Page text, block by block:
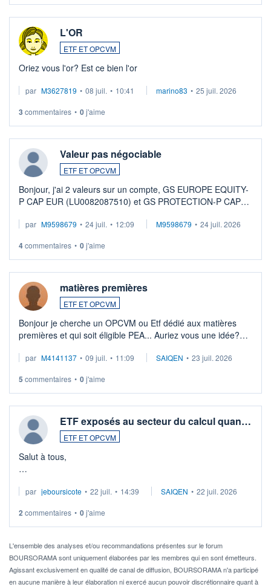
L'OR
ETF ET OPCVM
Oriez vous l'or? Est ce bien l'or
par M3627819 • 08 juil. • 10:41 marino83 • 25 juil. 2026
3 commentaires • 0j'aime
Valeur pas négociable
ETF ET OPCVM
Bonjour, j'ai 2 valeurs sur un compte, GS EUROPE EQUITY-
P CAP EUR (LU0082087510) et GS PROTECTION-P CAP
veux procéder à la vente, on me signale ...
par M9598679 • 24 juil. • 12:09 M9598679 • 24 juil. 2026
4commentaires • 0j'aime
matières premières
ETF ET OPCVM
Bonjour je cherche un OPCVM ou Etf dédié aux matières
premières et qui soit éligible PEA... Auriez vous une idée?
par M4141137 • 09 juil. • 11:09 SAIQEN • 23 juil. 2026
5 commentaires • 0j'aime
ETF exposés au secteur du calcul quan…
ETF ET OPCVM
Salut à tous,
via un ETF plutôt que des actions individuelles.
Idéalement, je voudrais qu'il soit éligible au PEA.
Pour l' ...
par jeboursicote • 22 juil. • 14:39 SAIQEN • 22 juil. 2026
2 commentaires • 0j'aime
L'ensemble des analyses et/ou recommandations présentes sur le forum
BOURSORAMA sont uniquement élaborées par les membres qui en sont émetteurs.
Agissant exclusivement en qualité de canal de diffusion, BOURSORAMA n'a participé
en aucune manière à leur élaboration ni exercé aucun pouvoir discrétionnaire quant à